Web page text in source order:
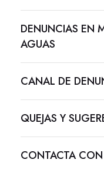
DENUNCIAS EN
AGUAS
CANAL DE
QUEJAS Y
CONTACTA